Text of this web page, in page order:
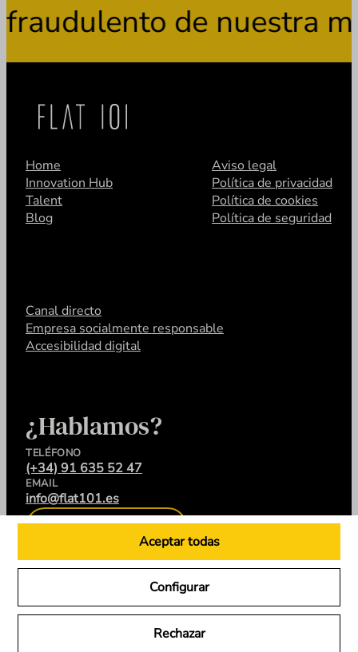
Configurar
Rechazar
Aceptar todas
de nuestra
Home
Innovation Hub
Talent
Blog
Aviso legal
Política de privacidad
Política de cookies
Política de seguridad
Canal directo
Empresa socialmente responsable
Accesibilidad digital
¿Hablamos?
TELÉFONO
(+34) 91 635 52 47
EMAIL
info@flat101.es
CONTACTA
Flat 101 © 2026. Todos los derechos reservados.
LinkedInInstagramYouTube
X